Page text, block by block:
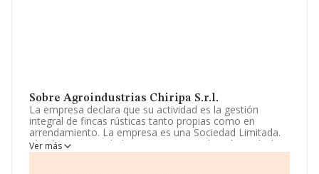
Sobre Agroindustrias Chiripa S.r.l.
La empresa declara que su actividad es la gestión
integral de fincas rústicas tanto propias como en
arrendamiento. La empresa es una Sociedad Limitada.
Clasifica su actividad CNAE como 'Producción agrícola
combinada con la producción ganadera', código 0150.
Ver más